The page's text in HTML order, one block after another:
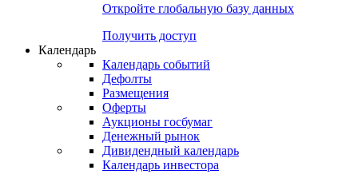
Откройте глобальную базу данных
Получить доступ
Календарь
Календарь событий
Дефолты
Размещения
Оферты
Аукционы госбумаг
Денежный рынок
Дивидендный календарь
Календарь инвестора